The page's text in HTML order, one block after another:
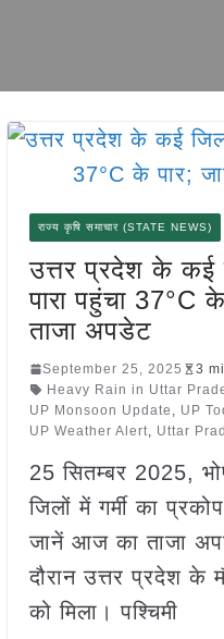
राज्य कृषि समाचार (STATE NEWS)
उत्तर प्रदेश के कई
पारा पहुंचा
ताजा अपडेट
September 25, 2025
3
Heavy Rain in Uttar
UP Monsoon Update , UP
UP Weather Alert, Uttar
25 सितम्बर 2025,
जिलों में गर्मी का
जानें आज का ताजा
दौरान उत्तर प्रदेश
को मिला। पश्चिमी